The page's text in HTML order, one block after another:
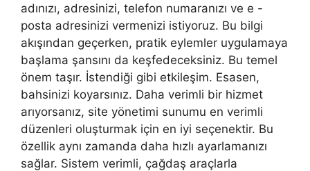
adınızı, adresinizi, telefon numaranızı ve e -
posta adresinizi vermenizi istiyoruz. Bu bilgi
akışından geçerken, pratik eylemler uygulamaya
başlama şansını da keşfedeceksiniz. Bu temel
önem taşır. İstendiği gibi etkileşim. Esasen,
bahsinizi koyarsınız. Daha verimli bir hizmet
arıyorsanız, site yönetimi sunumu en verimli
düzenleri oluşturmak için en iyi seçenektir. Bu
özellik aynı zamanda daha hızlı ayarlamanızı
sağlar. Sistem verimli, çağdaş araçlarla